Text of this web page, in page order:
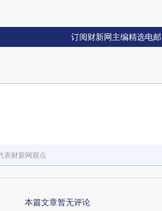
订阅财新网主编精选电邮
表财新网观点
本篇文章暂无评论